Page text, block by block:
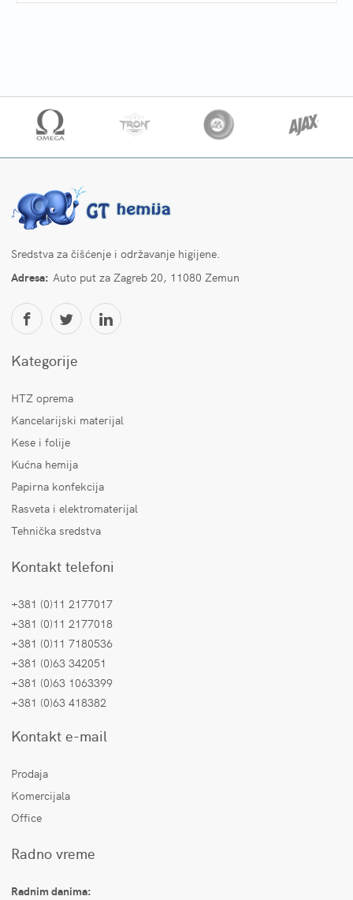
Sredstva za čišćenje i održavanje higijene.
Adresa: Auto put za Zagreb 20, 11080 Zemun
Kategorije
HTZ oprema
Kancelarijski materijal
Kese i folije
Kućna hemija
Papirna konfekcija
Rasveta i elektromaterijal
Tehnička sredstva
Kontakt telefoni
+381 (0)11 2177017
+381 (0)11 2177018
+381 (0)11 7180536
+381 (0)63 342051
+381 (0)63 1063399
+381 (0)63 418382
Kontakt e-mail
Prodaja
Komercijala
Office
Radno vreme
Radnim danima: